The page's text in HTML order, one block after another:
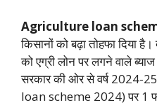
Agriculture loan
किसानों को बढ़ा तोहफा दिया
को एग्री लोन पर लगने वाले
सरकार की ओर से वर्ष 2024-
loan scheme 2024) पर 1